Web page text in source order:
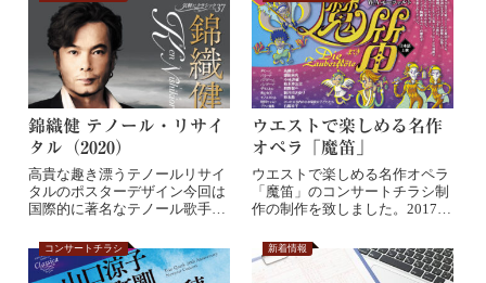
錦織健 テノール・リサイ
タル（2020）
高貴な趣き漂うテノールリサイ
タルのポスターデザイン今回は
国際的に著名なテノール歌手、
ウエストで楽しめる名作
オペラ「魔笛」
ウエストで楽しめる名作オペラ
「魔笛」のコンサートチラシ制
作の制作を致しました。2017年
コンサートチラシ 新着情報